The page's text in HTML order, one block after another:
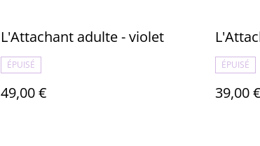
L'Attachant adulte - violet
ÉPUISÉ
49,00 €
ÉPUISÉ
39,00 €